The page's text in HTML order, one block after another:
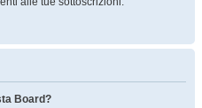
Board?